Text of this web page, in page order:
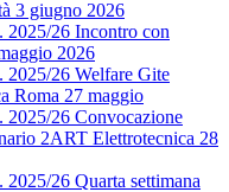
3 giugno 2026
2025/26 Incontro con
2026
2025/26 Welfare Gite
Roma 27 maggio
2025/26 Convocazione
2ART Elettrotecnica 28
26 Quarta settimana